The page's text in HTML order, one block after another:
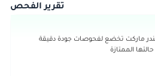
تقرير الفحص
ماركت تخضع لفحوصات جودة دقيقة
الممتازة